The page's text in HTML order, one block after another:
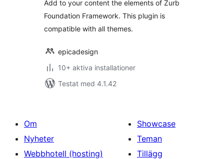
Add to your content the elements of Zurb
Foundation Framework. This plugin is
compatible with all themes.
epicadesign
10+ aktiva installationer
Testat med 4.1.42
Om
Nyheter
Webbhotell (hosting)
Showcase
Teman
Tillägg